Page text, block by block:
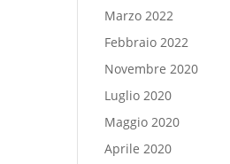
Marzo 2022
Febbraio 2022
Novembre 2020
Luglio 2020
Maggio 2020
Aprile 2020